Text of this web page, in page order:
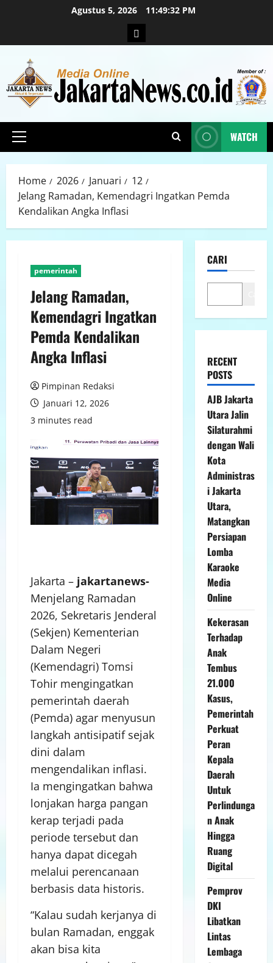
Agustus 5, 2026 11:49:33 PM
WATCH
Home 2026 Januari
12
Jelang Ramadan, Kemendagri Ingatkan Pemda
Kendalikan Angka Inflasi
pemerintah
Jelang Ramadan,
Kemendagri Ingatkan
Pemda Kendalikan
Angka Inflasi
Pimpinan Redaksi
Januari 12, 2026
3 minutes read
Jakarta – jakartanews-
Menjelang Ramadan
2026, Sekretaris Jenderal
(Sekjen) Kementerian
Dalam Negeri
(Kemendagri) Tomsi
Tohir mengingatkan
pemerintah daerah
(Pemda) agar menyusun
langkah antisipatif sejak
dini dalam
mengendalikan inflasi.
Ia mengingatkan bahwa
lonjakan harga pangan
kerap terjadi pada
periode tersebut dan
hanya dapat dicegah
melalui perencanaan
berbasis data historis.
“Kalau sudah kerjanya di
bulan Ramadan, enggak
akan bisa kita
CARI
RECENT
POSTS
AJB Jakarta
Utara Jalin
Silaturahmi
dengan Wali
Kota
Administras
i Jakarta
Utara,
Matangkan
Persiapan
Lomba
Karaoke
Media
Online
Kekerasan
Terhadap
Anak
Tembus
21.000
Kasus,
Pemerintah
Perkuat
Peran
Kepala
Daerah
Untuk
Perlindunga
n Anak
Hingga
Ruang
Digital
Pemprov
DKI
Libatkan
Lintas
Lembaga